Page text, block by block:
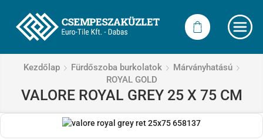
Kezdőlap Fürdőszoba burkolatok
Márványhatású
ROYAL GOLD
VALORE ROYAL GREY 25 X 75 CM